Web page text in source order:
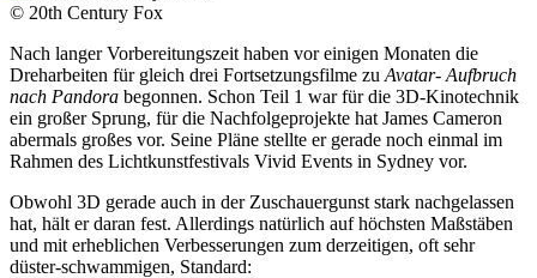
© 20th Century Fox
Nach langer Vorbereitungszeit haben vor einigen Monaten die
Dreharbeiten für gleich drei Fortsetzungsfilme zu Avatar- Aufbruch
nach Pandora begonnen. Schon Teil 1 war für die 3D-Kinotechnik
ein großer Sprung, für die Nachfolgeprojekte hat James Cameron
abermals großes vor. Seine Pläne stellte er gerade noch einmal im
Rahmen des Lichtkunstfestivals Vivid Events in Sydney vor.
Obwohl 3D gerade auch in der Zuschauergunst stark nachgelassen
hat, hält er daran fest. Allerdings natürlich auf höchsten Maßstäben
und mit erheblichen Verbesserungen zum derzeitigen, oft sehr
düster-schwammigen, Standard: